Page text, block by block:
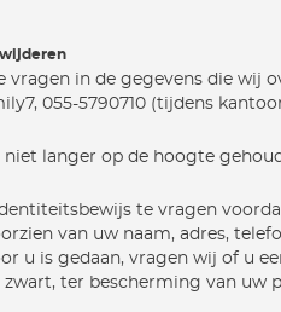
vragen in de gegevens die wij
055-5790710 (tijdens
langer op de hoogte
te vragen
van uw naam, adres,
u is gedaan, vragen wij of u
ter bescherming van uw